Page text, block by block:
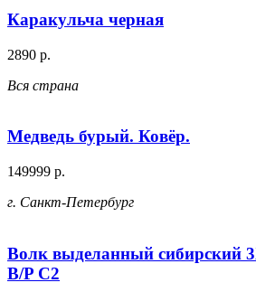
Каракульча черная
2890 р.
Вся страна
Медведь бурый. Ковёр.
149999 р.
г. Санкт-Петербург
Волк выделанный сибирский
B/P C2